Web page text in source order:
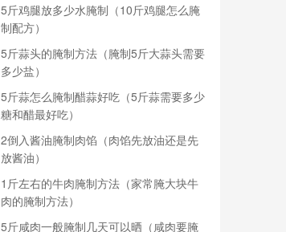
5斤鸡腿放多少水腌制（10斤鸡腿怎么腌
制配方）
5斤蒜头的腌制方法（腌制5斤大蒜头需要
多少盐）
5斤蒜怎么腌制醋蒜好吃（5斤蒜需要多少
糖和醋最好吃）
2倒入酱油腌制肉馅（肉馅先放油还是先
放酱油）
1斤左右的牛肉腌制方法（家常腌大块牛
肉的腌制方法）
5斤咸肉一般腌制几天可以晒（咸肉要腌